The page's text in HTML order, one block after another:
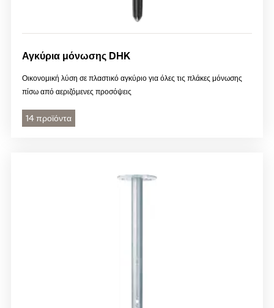
Αγκύρια μόνωσης DHK
Οικονομική λύση σε πλαστικό αγκύριο για όλες τις πλάκες μόνωσης
πίσω από αεριζόμενες προσόψεις
14 προϊόντα